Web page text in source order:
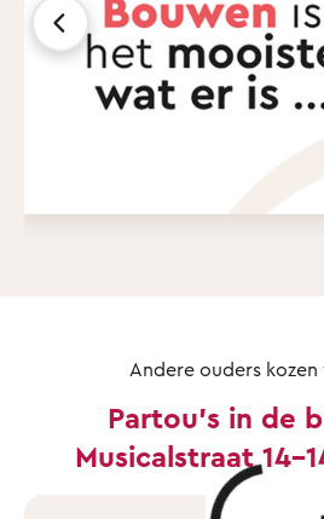
Andere ouders
Partou's in de
Musicalstraat 14-